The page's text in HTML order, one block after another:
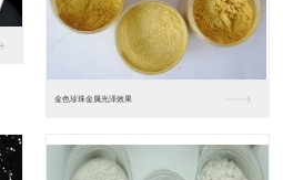
汽车涂料树脂（雅克）